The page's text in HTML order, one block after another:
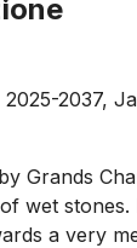
2025-2037,
Grands
wet
a very